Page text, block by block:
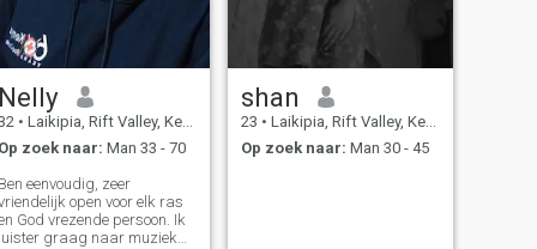
• Laikipia, Rift Valley, Kenya
zoek naar: Man 33 - 70
eenvoudig, zeer
open voor elk ras
God vrezende persoon. Ik
graag naar muziek
shan
23 • Laikipia, Rift Valley, Kenya
Op zoek naar: Man 30 - 45